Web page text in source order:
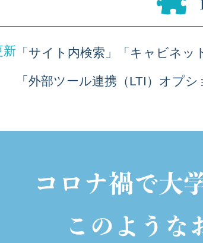
新 「サイト内検索」「キャビネッ
「外部ツール連携（LTI）オプ